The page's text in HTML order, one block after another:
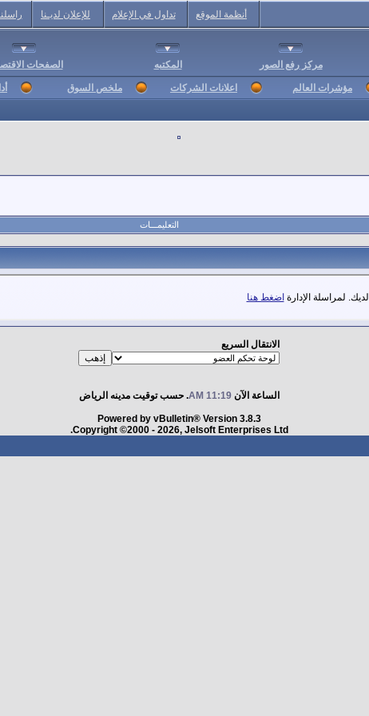
أنظمة الموقع تداول في الإعلام للإعلان لديـنا
مركز رفع الصور المكتبه الصفحات
مؤشرات العالم اعلانات الشركات ملخص السوق
التعليمـــات
لمراسلة الإدارة اضغط هنا
الانتقال السريع
الساعة الآن11:19 AM . حسب توقيت مدينه الرياض
Powered by vBulletin® Version 3.8.3
Copyright ©2000 - 2026, Jelsoft Enterprises Ltd.